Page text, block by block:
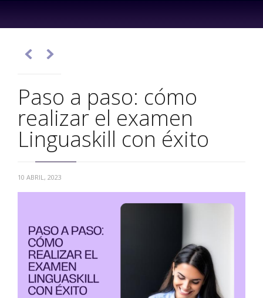
content
Paso a paso: cómo
realizar el examen
Linguaskill con éxito
 
10 ABRIL, 2023